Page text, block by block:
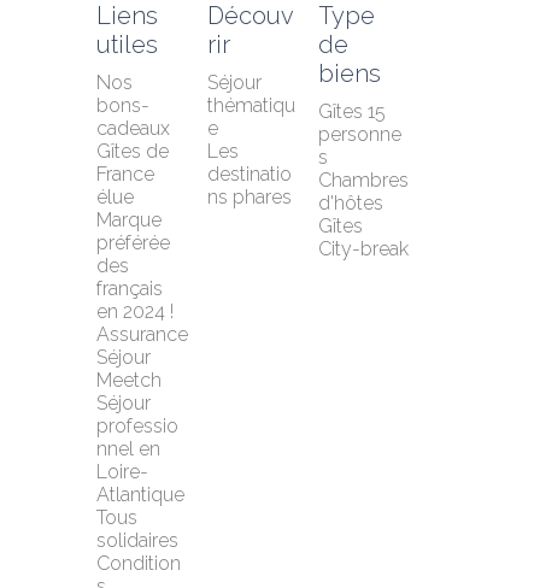
Liens
utiles
Nos
bons-
cadeaux
Gîtes de
France
élue
Marque
préférée
des
français
en 2024 !
Assurance
Séjour
Meetch
Séjour
professio
nnel en
Loire-
Atlantique
Tous
solidaires
Condition
Découv
rir
Séjour
thématiqu
e
Les
destinatio
ns phares
Type
de
biens
Gîtes 15
personne
s
Chambres
d'hôtes
Gîtes
City-break